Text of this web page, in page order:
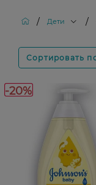
/ Дети /
Сортировать
-20%